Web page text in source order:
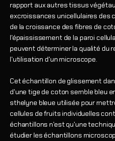
rapport aux autres tissus
excroissances unicellulaires des
de la croissance des fibres de
l'épaississement de la paroi
peuvent déterminer la qualité du
l'utilisation d'un microscope.
Cet échantillon de glissement
d'une tige de coton semble bleu
sthelyne bleue utilisée pour
cellules de fruits individuelles
échantillons n'est qu'une
étudier les échantillons